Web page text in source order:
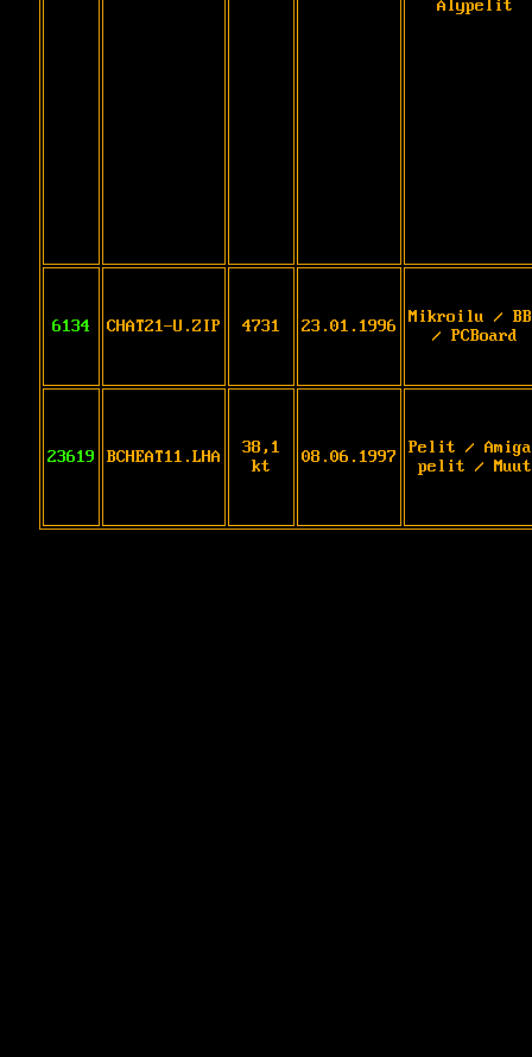
Älypelit
6134 CHAT21-U.ZIP 4731 23.01.1996
Mikroilu /
/ PCBoard
23619 BCHEAT11.LHA
38,1
kt
08.06.1997
Pelit /
pelit / Muut